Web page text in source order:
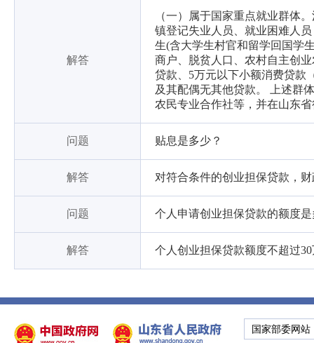
解答
（一）属于国家重点就业群体
镇登记失业人员、就业困难人
生(含大学生村官和留学回国学
商户、脱贫人口、农村自主创
贷款、5万元以下小额消费贷款
及其配偶无其他贷款。 上述群
农民专业合作社等，并在山东
问题 贴息是多少？
解答 对符合条件的创业担保贷款，
问题 个人申请创业担保贷款的额度
解答 个人创业担保贷款额度不超过
国家部委网站